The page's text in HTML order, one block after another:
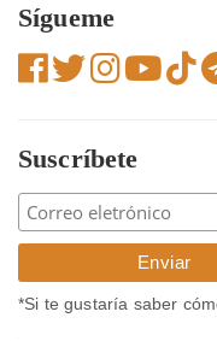
Sígueme
Suscríbete
*Si te gustaría saber